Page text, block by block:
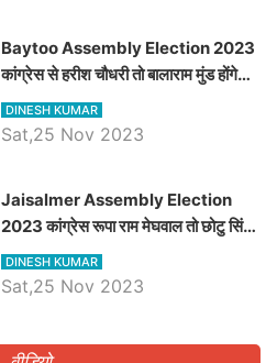
Baytoo Assembly Election 2023
कांग्रेस से हरीश चौधरी तो बालाराम मुंड होंगे
भाजपा उम्मीदवार, जानिये बायतू विधानसभा
सीट के ताजा समीकरण
DINESH KUMAR
Sat,25 Nov 2023
​​​​​​​Jaisalmer Assembly Election
2023 कांग्रेस रूपा राम मेघवाल तो छोटु सिंह
भाटी होंगे भाजपा उम्मीदवार, जानिये जैसलमेर
विधानसभा सीट के ताजा समीकरण
DINESH KUMAR
Sat,25 Nov 2023